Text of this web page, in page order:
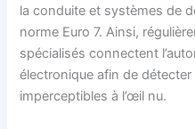
la conduite et systèmes de
norme Euro 7. Ainsi,
spécialisés connectent
électronique afin de détecter
imperceptibles à l’œil nu.